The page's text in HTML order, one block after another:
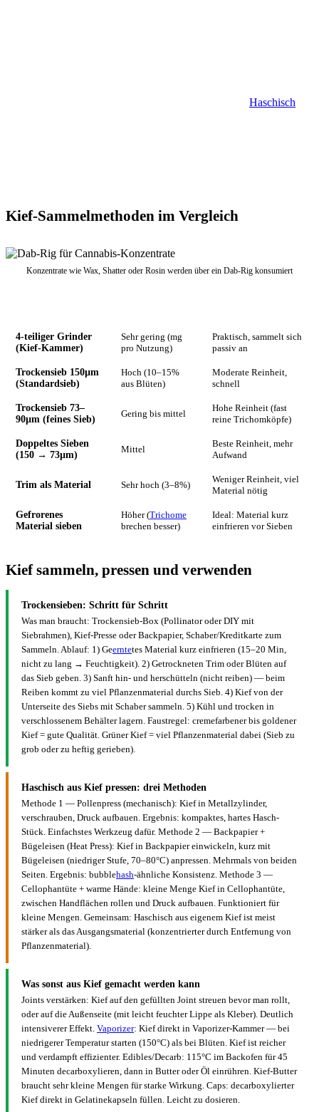
Haschisch
Kief-Sammelmethoden im Vergleich
Konzentrate wie Wax, Shatter oder Rosin werden über ein Dab-Rig konsumiert
4-teiliger Grinder
(Kief-Kammer)
Sehr gering (mg
pro Nutzung)
Praktisch, sammelt sich
passiv an
Trockensieb 150µm
(Standardsieb)
Hoch (10–15%
aus Blüten)
Moderate Reinheit,
schnell
Trockensieb 73–
90µm (feines Sieb)
Gering bis mittel
Hohe Reinheit (fast
reine Trichomköpfe)
Doppeltes Sieben
(150 → 73µm)
Mittel
Beste Reinheit, mehr
Aufwand
Trim als Material Sehr hoch (3–8%)
Weniger Reinheit, viel
Material nötig
Gefrorenes
Material sieben
Höher (Trichome
brechen besser)
Ideal: Material kurz
einfrieren vor Sieben
Kief sammeln, pressen und verwenden
Trockensieben: Schritt für Schritt
Was man braucht: Trockensieb-Box (Pollinator oder DIY mit
Siebrahmen), Kief-Presse oder Backpapier, Schaber/Kreditkarte zum
Sammeln. Ablauf: 1) Geerntetes Material kurz einfrieren (15–20 Min,
nicht zu lang → Feuchtigkeit). 2) Getrockneten Trim oder Blüten auf
das Sieb geben. 3) Sanft hin- und herschütteln (nicht reiben) — beim
Reiben kommt zu viel Pflanzenmaterial durchs Sieb. 4) Kief von der
Unterseite des Siebs mit Schaber sammeln. 5) Kühl und trocken in
verschlossenem Behälter lagern. Faustregel: cremefarbener bis goldener
Kief = gute Qualität. Grüner Kief = viel Pflanzenmaterial dabei (Sieb zu
grob oder zu heftig gerieben).
Haschisch aus Kief pressen: drei Methoden
Methode 1 — Pollenpress (mechanisch): Kief in Metallzylinder,
verschrauben, Druck aufbauen. Ergebnis: kompaktes, hartes Hasch-
Stück. Einfachstes Werkzeug dafür. Methode 2 — Backpapier +
Bügeleisen (Heat Press): Kief in Backpapier einwickeln, kurz mit
Bügeleisen (niedriger Stufe, 70–80°C) anpressen. Mehrmals von beiden
Seiten. Ergebnis: bubblehash-ähnliche Konsistenz. Methode 3 —
Cellophantüte + warme Hände: kleine Menge Kief in Cellophantüte,
zwischen Handflächen rollen und Druck aufbauen. Funktioniert für
kleine Mengen. Gemeinsam: Haschisch aus eigenem Kief ist meist
stärker als das Ausgangsmaterial (konzentrierter durch Entfernung von
Pflanzenmaterial).
Was sonst aus Kief gemacht werden kann
Joints verstärken: Kief auf den gefüllten Joint streuen bevor man rollt,
oder auf die Außenseite (mit leicht feuchter Lippe als Kleber). Deutlich
intensiverer Effekt. Vaporizer: Kief direkt in Vaporizer-Kammer — bei
niedrigerer Temperatur starten (150°C) als bei Blüten. Kief ist reicher
und verdampft effizienter. Edibles/Decarb: 115°C im Backofen für 45
Minuten decarboxylieren, dann in Butter oder Öl einrühren. Kief-Butter
braucht sehr kleine Mengen für starke Wirkung. Caps: decarboxylierter
Kief direkt in Gelatinekapseln füllen. Leicht zu dosieren.